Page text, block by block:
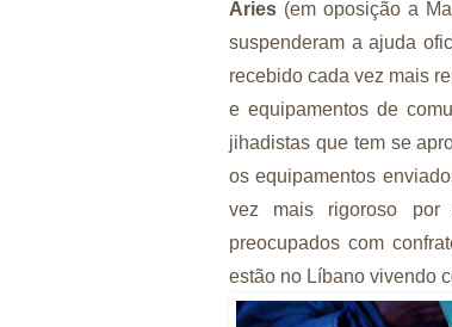
Áries (em oposição a
suspenderam a ajuda
recebido cada vez mais
e equipamentos de
jihadistas que tem se
os equipamentos
vez mais rigoroso por
preocupados com
estão no Líbano vivendo